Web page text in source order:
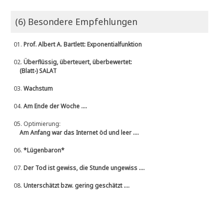
(6) Besondere Empfehlungen
01.Prof. Albert A. Bartlett: Exponentialfunktion
02.Überflüssig, überteuert, überbewertet:
(Blatt-) SALAT
03.Wachstum
04.Am Ende der Woche ....
05. Optimierung:
Am Anfang war das Internet öd und leer ....
06.*Lügenbaron*
07.Der Tod ist gewiss, die Stunde ungewiss ....
08.Unterschätzt bzw. gering geschätzt ....